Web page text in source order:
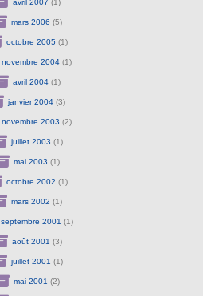
avril 2007 (1)
mars 2006 (5)
octobre 2005 (1)
novembre 2004 (1)
avril 2004 (1)
janvier 2004 (3)
novembre 2003 (2)
juillet 2003 (1)
mai 2003 (1)
octobre 2002 (1)
mars 2002 (1)
septembre 2001 (1)
août 2001 (3)
juillet 2001 (1)
mai 2001 (2)